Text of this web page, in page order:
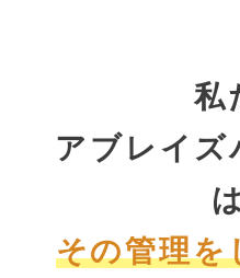
私
アブレイズ
その管理を